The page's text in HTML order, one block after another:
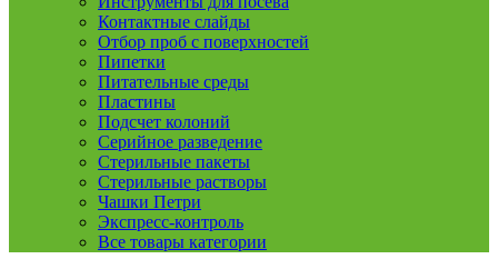
Контактные слайды
Отбор проб с поверхностей
Пипетки
Питательные среды
Пластины
Подсчет колоний
Серийное разведение
Стерильные пакеты
Стерильные растворы
Чашки Петри
Экспресс-контроль
Все товары категории